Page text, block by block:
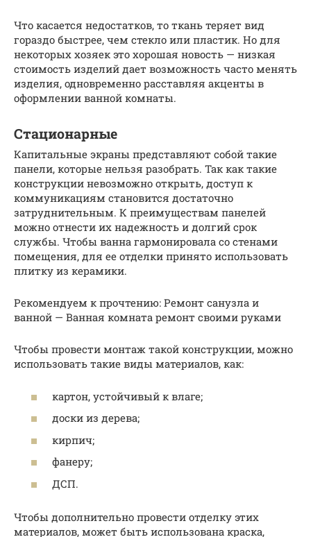
Что касается недостатков, то ткань теряет вид
гораздо быстрее, чем стекло или пластик. Но для
некоторых хозяек это хорошая новость — низкая
стоимость изделий дает возможность часто менять
изделия, одновременно расставляя акценты в
оформлении ванной комнаты.
Стационарные
Капитальные экраны представляют собой такие
панели, которые нельзя разобрать. Так как такие
конструкции невозможно открыть, доступ к
коммуникациям становится достаточно
затруднительным. К преимуществам панелей
можно отнести их надежность и долгий срок
службы. Чтобы ванна гармонировала со стенами
помещения, для ее отделки принято использовать
плитку из керамики.
Рекомендуем к прочтению: Ремонт санузла и
ванной — Ванная комната ремонт своими руками
Чтобы провести монтаж такой конструкции, можно
использовать такие виды материалов, как:
картон, устойчивый к влаге;
доски из дерева;
кирпич;
фанеру;
ДСП.
Чтобы дополнительно провести отделку этих
материалов, может быть использована краска,